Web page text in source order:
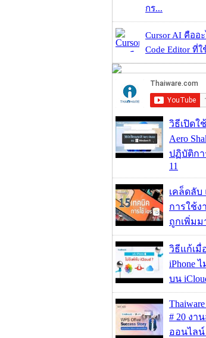
กร...
Cursor AI คืออ
Code Editor ที่
วิธีเปิด
Aero
ปฏิบัติกา
11
เคล็ดลับ
การใช้ง
ถูกเพิ่มม
วิธีแก้เ
iPhone
บน
# 20 งา
ออนไลน์